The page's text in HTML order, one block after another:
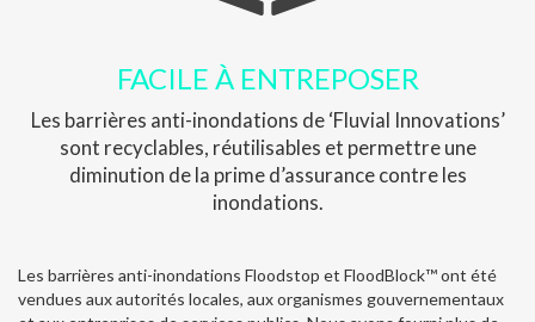
FACILE À ENTREPOSER
Les barrières anti-inondations de ‘Fluvial Innovations’
sont recyclables, réutilisables et permettre une
diminution de la prime d’assurance contre les
inondations.
Les barrières anti-inondations Floodstop et FloodBlock™ ont été
vendues aux autorités locales, aux organismes gouvernementaux